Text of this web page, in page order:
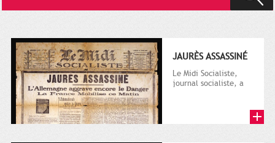
JAURÈS ASSASSINÉ
Le Midi Socialiste,
journal socialiste, a